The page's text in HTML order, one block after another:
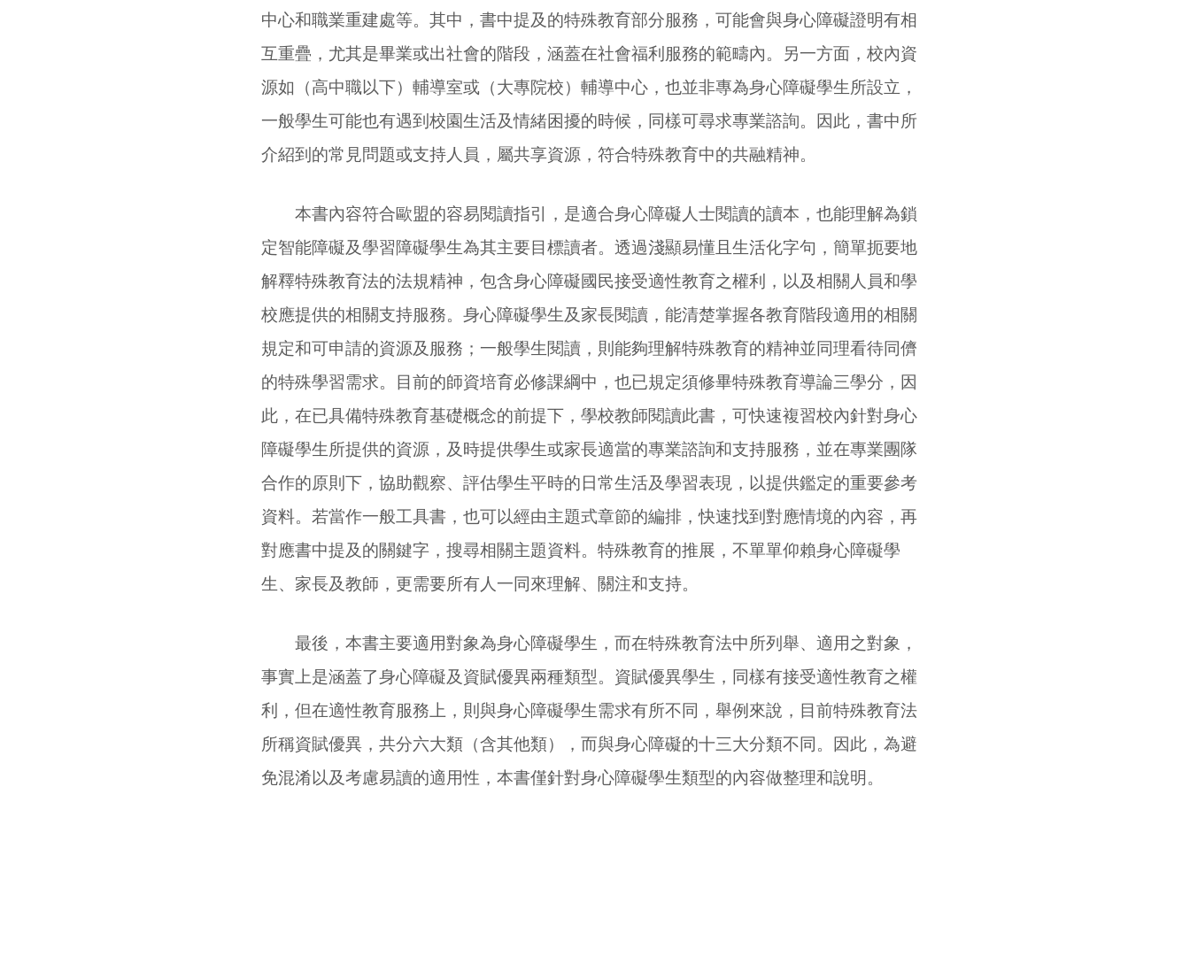
中心和職業重建處等。其中，書中提及的特殊教育部分服務，可能會與身心障礙證明有相
互重疊，尤其是畢業或出社會的階段，涵蓋在社會福利服務的範疇內。另一方面，校內資
源如（高中職以下）輔導室或（大專院校）輔導中心，也並非專為身心障礙學生所設立，
一般學生可能也有遇到校園生活及情緒困擾的時候，同樣可尋求專業諮詢。因此，書中所
介紹到的常見問題或支持人員，屬共享資源，符合特殊教育中的共融精神。
本書內容符合歐盟的容易閱讀指引，是適合身心障礙人士閱讀的讀本， 也能理解為鎖
定智能障礙及學習障礙學生為其主要目標讀者。 透過淺顯易懂且生活化字句，簡單扼要地
解釋特殊教育法的法規精神，包含身心障礙國民接受適性教育之權利，以及相關人員和學
校應提供的相關支持服務。身心障礙學生及家長閱讀，能清楚掌握各教育階段適用的相關
規定和可申請的資源及服務；一般學生閱讀，則能夠理解特殊教育的精神並同理看待同儕
的特殊學習需求。目前的師資培育必修課綱中，也已規定須修畢特殊教育導論三學分，因
此，在已具備特殊教育基礎概念的前提下，學校教師閱讀此書，可快速複習校內針對身心
障礙學生所提供的資源，及時提供學生或家長適當的專業諮詢和支持服務，並在專業團隊
合作的原則下，協助觀察、評估學生平時的日常生活及學習表現，以提供鑑定的重要參考
資料。 若當作一般工具書，也可以經由主題式章節的編排，快速找到對應情境的內容，再
對應書中提及的關鍵字，搜尋相關主題資料。特殊教育的推展，不單單仰賴身心障礙學
生、家長及教師，更需要所有人一同來理解、關注和支持。
最後，本書主要適用對象為身心障礙學生，而在特殊教育法中所列舉、適用之對象，
事實上是涵蓋了身心障礙及資賦優異兩種類型。資賦優異學生，同樣有接受適性教育之權
利，但在適性教育服務上，則與身心障礙學生需求有所不同，舉例來說，目前特殊教育法
所稱資賦優異，共分六大類（含其他類），而與身心障礙的十三大分類不同。因此，為避
免混淆以及考慮易讀的適用性，本書僅針對身心障礙學生類型的內容做整理和說明。